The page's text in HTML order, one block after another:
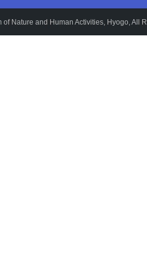
Nature and Human Activities, Hyogo, All